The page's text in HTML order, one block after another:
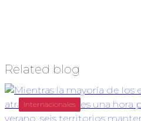
Related blog
Internacionales